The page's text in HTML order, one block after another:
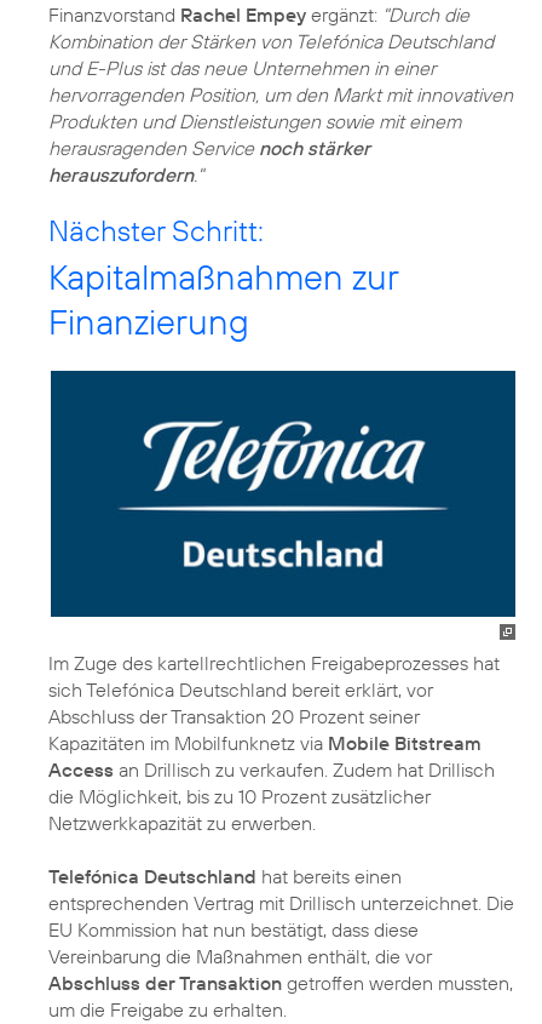
Finanzvorstand Rachel Empey ergänzt: "Durch die
Kombination der Stärken von Telefónica Deutschland
und E-Plus ist das neue Unternehmen in einer
hervorragenden Position, um den Markt mit innovativen
Produkten und Dienstleistungen sowie mit einem
herausragenden Service noch stärker
herauszufordern."
Nächster Schritt:
Kapitalmaßnahmen zur
Finanzierung
Im Zuge des kartellrechtlichen Freigabeprozesses hat
sich Telefónica Deutschland bereit erklärt, vor
Abschluss der Transaktion 20 Prozent seiner
Kapazitäten im Mobilfunknetz via Mobile Bitstream
Access an Drillisch zu verkaufen. Zudem hat Drillisch
die Möglichkeit, bis zu 10 Prozent zusätzlicher
Netzwerkkapazität zu erwerben.
Telefónica Deutschland hat bereits einen
entsprechenden Vertrag mit Drillisch unterzeichnet. Die
EU Kommission hat nun bestätigt, dass diese
Vereinbarung die Maßnahmen enthält, die vor
Abschluss der Transaktion getroffen werden mussten,
um die Freigabe zu erhalten.